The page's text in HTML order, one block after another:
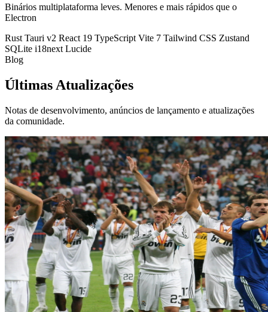
Binários multiplataforma leves. Menores e mais rápidos que o
Electron
Rust Tauri v2 React 19 TypeScript Vite 7 Tailwind CSS Zustand
SQLite i18next Lucide
Blog
Últimas Atualizações
Notas de desenvolvimento, anúncios de lançamento e atualizações
da comunidade.